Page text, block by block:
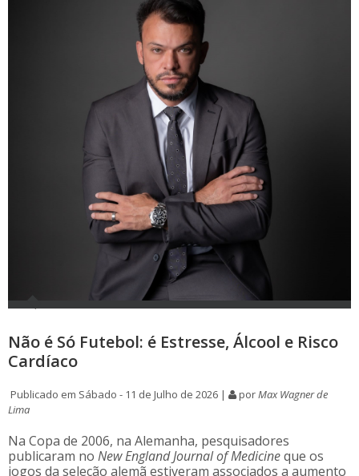
Não é Só Futebol: é Estresse, Álcool e Risco
Cardíaco
Publicado em Sábado - 11 de Julho de 2026 | porMax Wagner de
Lima
Na Copa de 2006, na Alemanha, pesquisadores
publicaram no New England Journal of Medicineque os
jogos da seleção alemã estiveram associados a aumento